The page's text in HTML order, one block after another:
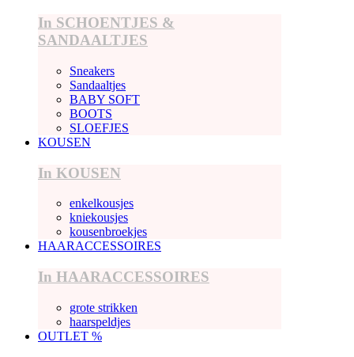
In SCHOENTJES &
SANDAALTJES
Sneakers
Sandaaltjes
BABY SOFT
BOOTS
SLOEFJES
KOUSEN
In KOUSEN
enkelkousjes
kniekousjes
kousenbroekjes
HAARACCESSOIRES
In HAARACCESSOIRES
grote strikken
haarspeldjes
OUTLET %